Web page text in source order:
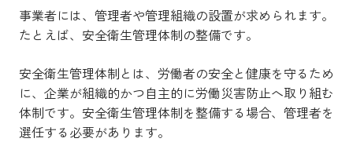
事業者には、管理者や管理組織の設置が求められます。
たとえば、安全衛生管理体制の整備です。
安全衛生管理体制とは、労働者の安全と健康を守るため
に、企業が組織的かつ自主的に労働災害防止へ取り組む
体制です。安全衛生管理体制を整備する場合、管理者を
選任する必要があります。